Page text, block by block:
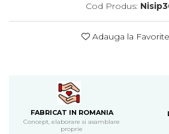
CERCEI ZAMAC
Ateliere - planse cu nisip colorat
Cod Produs:
Adauga la Favorite
FABRICAT IN ROMANIA
Concept, elaborare si asamblare
proprie